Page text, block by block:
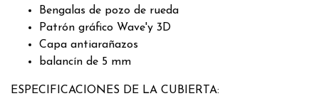
Bengalas de pozo de rueda
Patrón gráfico Wave'y 3D
Capa antiarañazos
balancín de 5 mm
ESPECIFICACIONES DE LA CUBIERTA: